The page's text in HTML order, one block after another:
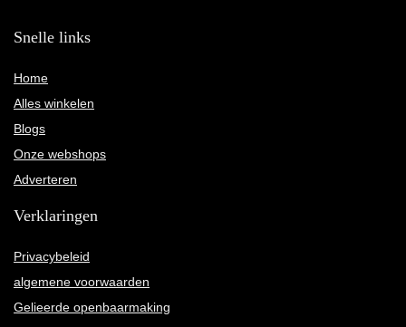
Snelle links
Home
Alles winkelen
Blogs
Onze webshops
Adverteren
Verklaringen
Privacybeleid
algemene voorwaarden
Gelieerde openbaarmaking